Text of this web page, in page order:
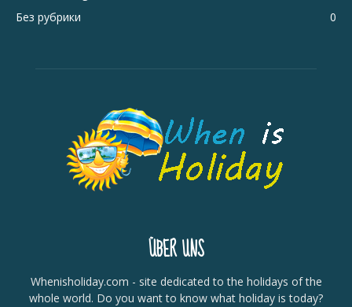
Без рубрики
0
ÜBER UNS
Whenisholiday.com - site dedicated to the holidays of the
whole world. Do you want to know what holiday is today?